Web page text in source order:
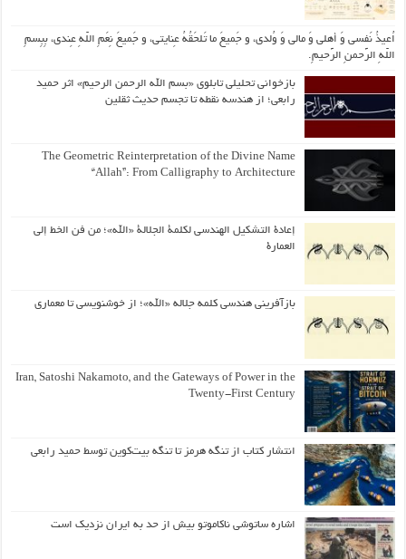
اُعیذُ نَفسی وَ أهلی وَ مالی وَ وُلدی، و جَمیعَ ما تَلحَقُهُ عِنایتی، و جَمیعَ نِعَمِ اللّهِ عِندی، بِبِسمِ
اللّهِ الرَّحمنِ الرَّحیمِ.
بازخوانی تحلیلی تابلوی «بسم الله الرحمن الرحیم» اثر حمید
رابعی؛ از هندسه نقطه تا تجسم حدیث ثقلین
The Geometric Reinterpretation of the Divine Name
“Allah”: From Calligraphy to Architecture
إعادة التشكيل الهندسي لكلمة الجلالة «الله»؛ من فن الخط إلى
العمارة
بازآفرینی هندسی کلمه جلاله «الله»؛ از خوشنویسی تا معماری
Iran, Satoshi Nakamoto, and the Gateways of Power in the
Twenty-First Century
انتشار کتاب از تنگه هرمز تا تنگه بیت‌کوین توسط حمید رابعی
اشاره ساتوشی ناکاموتو بیش از حد به ایران نزدیک است